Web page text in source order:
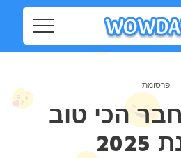
Home
Social
הכי טוב